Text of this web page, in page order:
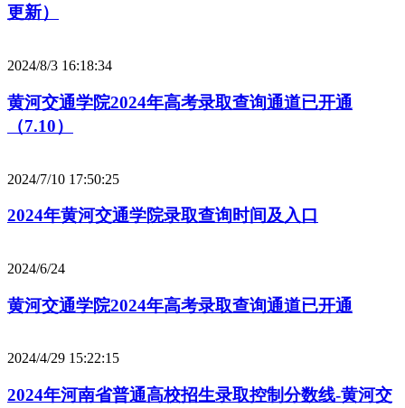
更新）
2024/8/3 16:18:34
黄河交通学院2024年高考录取查询通道已开通
（7.10）
2024/7/10 17:50:25
2024年黄河交通学院录取查询时间及入口
2024/6/24
黄河交通学院2024年高考录取查询通道已开通
2024/4/29 15:22:15
2024年河南省普通高校招生录取控制分数线-黄河交